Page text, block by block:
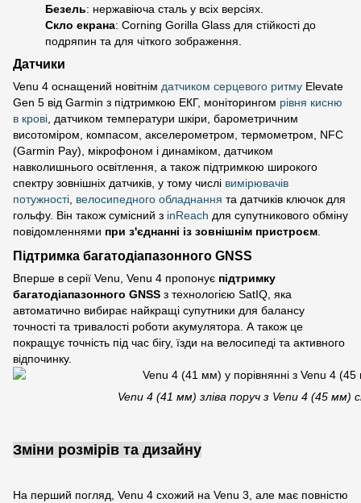
Безель: нержавіюча сталь у всіх версіях.
Скло екрана: Corning Gorilla Glass для стійкості до
подряпин та для чіткого зображення.
Датчики
Venu 4 оснащений новітнім датчиком серцевого ритму Elevate
Gen 5 від Garmin з підтримкою ЕКГ, моніторингом рівня кисню
в крові , датчиком температури шкіри, барометричним
висотоміром, компасом, акселерометром, термометром, NFC
(Garmin Pay), мікрофоном і динаміком, датчиком
навколишнього освітлення, а також підтримкою широкого
спектру зовнішніх датчиків, у тому числі вимірювачів
потужності велосипедного обладнання та датчиків ключок для
гольфу. Він також сумісний з inReach для супутникового обміну
повідомленнями при з'єднанні із зовнішнім пристроєм
Підтримка багатодіапазонного GNSS
Вперше в серії Venu, Venu 4 пропонує підтримку
багатодіапазонного GNSS з технологією SatIQ, яка
автоматично вибирає найкращі супутники для балансу
точності та тривалості роботи акумулятора. А також це
покращує точність під час бігу, їзди на велосипеді та активного
відпочинку.
Venu 4 (41 мм) зліва поруч з Venu 4 (45 мм)
Зміни розмірів та дизайну
На перший погляд, Venu 4 схожий на Venu 3, але має повністю